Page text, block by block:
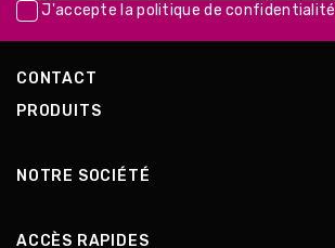
J'accepte lapolitique de confidentialité
CONTACT
PRODUITS
NOTRE SOCIÉTÉ
ACCÈS RAPIDES